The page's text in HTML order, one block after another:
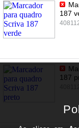
187
187